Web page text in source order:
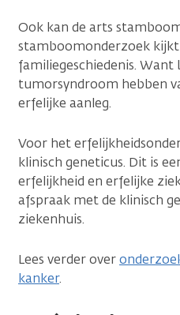
Ook kan de arts
stamboomonderzoek kijkt
familiegeschiedenis.
tumorsyndroom hebben
erfelijke aanleg.
Voor het
klinisch geneticus. Dit is
erfelijkheid en erfelijke
afspraak met de klinisch
ziekenhuis.
Lees verder over
kanker.